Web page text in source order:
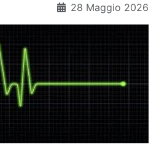
28 Maggio 2026